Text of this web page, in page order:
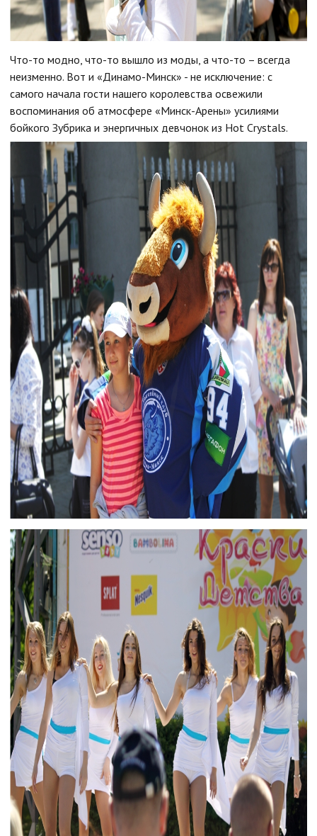
Что-то модно, что-то вышло из моды, а что-то – всегда
неизменно. Вот и «Динамо-Минск» - не исключение: с
самого начала гости нашего королевства освежили
воспоминания об атмосфере «Минск-Арены» усилиями
бойкого Зубрика и энергичных девчонок из Hot Crystals.